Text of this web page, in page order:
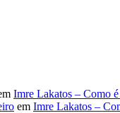
Imre Lakatos – Como
em Imre Lakatos –